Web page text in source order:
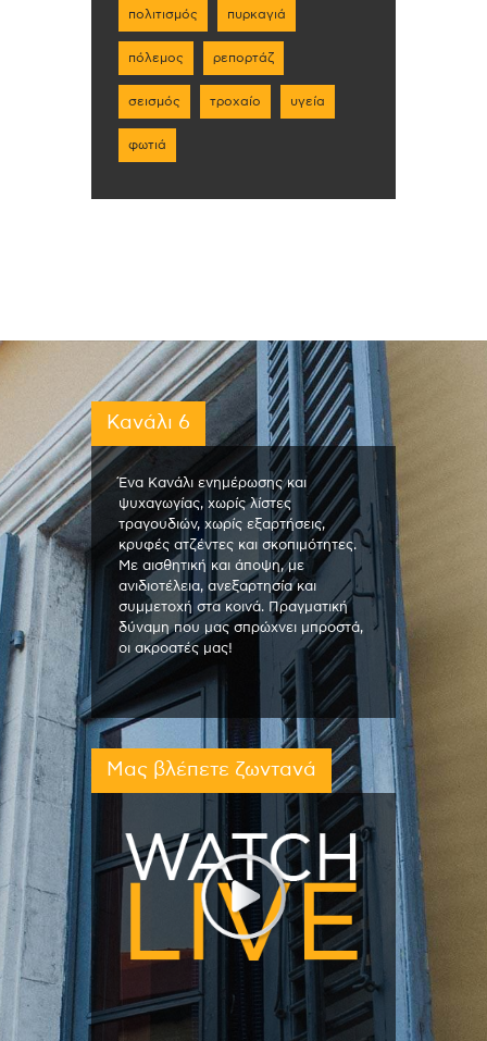
πολιτισμός πυρκαγιά
πόλεμος ρεπορτάζ
σεισμός τροχαίο υγεία
φωτιά
Κανάλι 6
Ένα Κανάλι ενημέρωσης και
ψυχαγωγίας, χωρίς λίστες
τραγουδιών, χωρίς εξαρτήσεις,
κρυφές ατζέντες και σκοπιμότητες.
Με αισθητική και άποψη, με
ανιδιοτέλεια, ανεξαρτησία και
συμμετοχή στα κοινά. Πραγματική
δύναμη που μας σπρώχνει μπροστά,
οι ακροατές μας!
Μας βλέπετε ζωντανά